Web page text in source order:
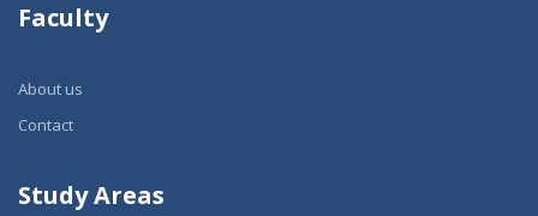
Faculty
About us
Contact
Study Areas